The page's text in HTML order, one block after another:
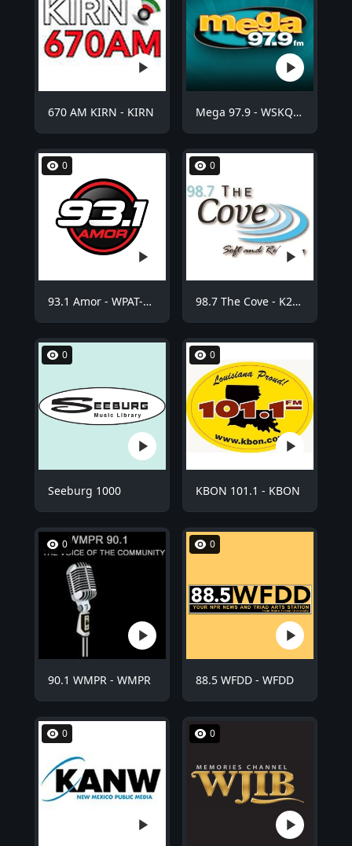
670 AM KIRN - KIRN Mega 97.9 - WSKQ-FM
0
93.1 Amor - WPAT-FM
0
98.7 The Cove - K254BE
0
Seeburg 1000
0
KBON 101.1 - KBON
0
90.1 WMPR - WMPR
0
88.5 WFDD - WFDD
0 0